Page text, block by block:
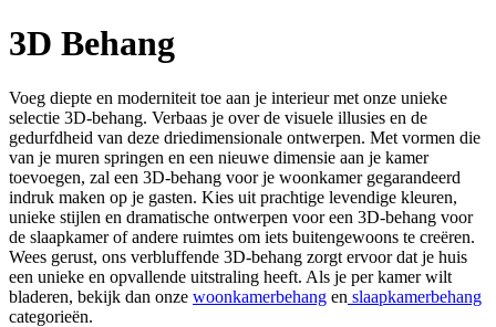
3D Behang
Voeg diepte en moderniteit toe aan je interieur met onze unieke
selectie 3D-behang. Verbaas je over de visuele illusies en de
gedurfdheid van deze driedimensionale ontwerpen. Met vormen die
van je muren springen en een nieuwe dimensie aan je kamer
toevoegen, zal een 3D-behang voor je woonkamer gegarandeerd
indruk maken op je gasten. Kies uit prachtige levendige kleuren,
unieke stijlen en dramatische ontwerpen voor een 3D-behang voor
de slaapkamer of andere ruimtes om iets buitengewoons te creëren.
Wees gerust, ons verbluffende 3D-behang zorgt ervoor dat je huis
een unieke en opvallende uitstraling heeft. Als je per kamer wilt
bladeren, bekijk dan onze woonkamerbehang en slaapkamerbehang
categorieën.